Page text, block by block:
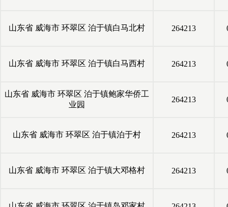
山东省 威海市 环翠区 泊于镇白马北村 264213
山东省 威海市 环翠区 泊于镇白马西村 264213
山东省 威海市 环翠区 泊于镇鲍家华侨工
业园
264213
山东省 威海市 环翠区 泊于镇泊于村 264213
山东省 威海市 环翠区 泊于镇大邓格村 264213